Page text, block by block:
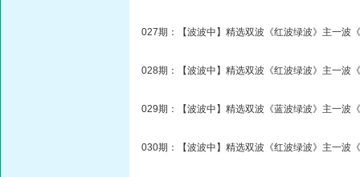
027期：【波波中】精选双波《红波绿波》主一波
028期：【波波中】精选双波《红波绿波》主一波
029期：【波波中】精选双波《蓝波绿波》主一波
030期：【波波中】精选双波《红波绿波》主一波